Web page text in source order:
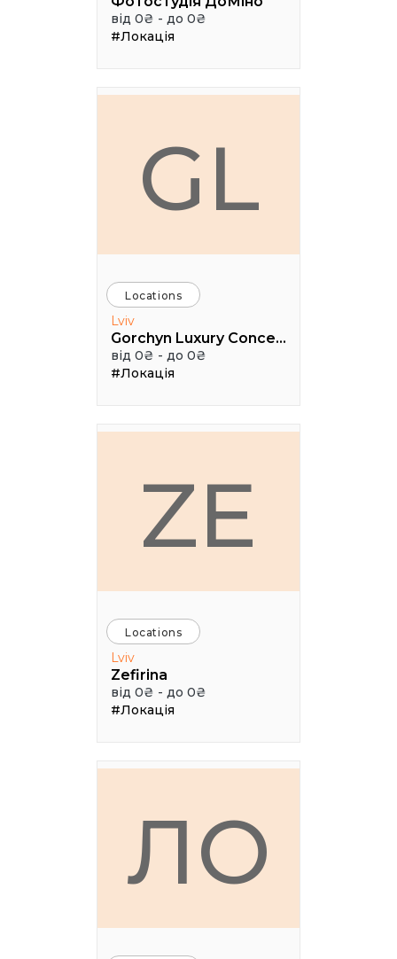
від 0₴ - до 0₴
#Локація
GL
Locations
Lviv
Gorchyn Luxury Concept House
від 0₴ - до 0₴
#Локація
ZE
Locations
Lviv
Zefirina
від 0₴ - до 0₴
#Локація
ЛО